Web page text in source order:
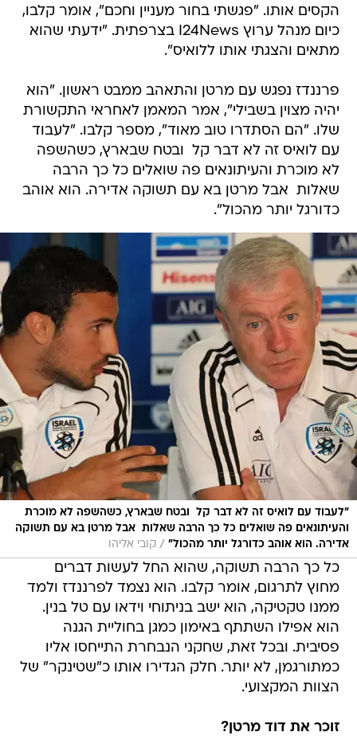
הקסים אותו. "פגשתי בחור מעניין וחכם", אומר קלבו,
כיום מנהל ערוץ I24News בצרפתית. "ידעתי שהוא
מתאים והצגתי אותו ללואיס".
פרננדז נפגש עם מרטן והתאהב ממבט ראשון. "הוא
יהיה מצוין בשבילי", אמר המאמן לאחראי התקשורת
שלו. "הם הסתדרו טוב מאוד", מספר קלבו. "לעבוד
עם לואיס זה לא דבר קל  ובטח שבארץ, כשהשפה
לא מוכרת והעיתונאים פה שואלים כל כך הרבה
שאלות  אבל מרטן בא עם תשוקה אדירה. הוא אוהב
כדורגל יותר מהכול".
"לעבוד עם לואיס זה לא דבר קל  ובטח שבארץ, כשהשפה לא מוכרת
והעיתונאים פה שואלים כל כך הרבה שאלות  אבל מרטן בא עם תשוקה
אדירה. הוא אוהב כדורגל יותר מהכול" / קובי אליהו
כל כך הרבה תשוקה, שהוא החל לעשות דברים
מחוץ לתרגום, אומר קלבו. הוא נצמד לפרננדז ולמד
ממנו טקטיקה, הוא ישב בניתוחי וידאו עם טל בנין.
הוא אפילו השתתף באימון כמגן בחוליית הגנה
פסיבית. ובכל זאת, שחקני הנבחרת התייחסו אליו
כמתורגמן, לא יותר. חלק הגדירו אותו כ"שטינקר" של
הצוות המקצועי.
זוכר את דוד מרטן?